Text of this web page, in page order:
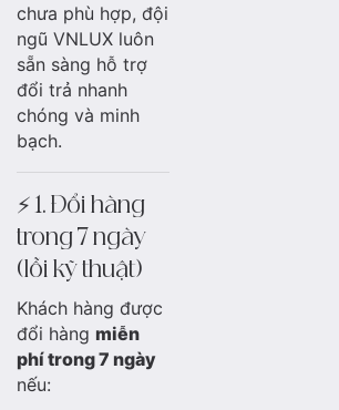
chưa phù hợp, đội
ngũ VNLUX luôn
sẵn sàng hỗ trợ
đổi trả nhanh
chóng và minh
bạch.
⚡ 1. Đổi hàng
trong 7 ngày
(lỗi kỹ thuật)
Khách hàng được
đổi hàng miễn
phí trong 7 ngày
nếu: